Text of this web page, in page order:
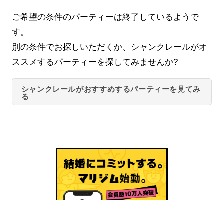
ご希望の条件のパーティーは終了しているようで
す。
別の条件でお探しいただくか、シャンクレールがオ
ススメするパーティーを探してみませんか?
シャンクレールがおすすめするパーティーを見てみ
る